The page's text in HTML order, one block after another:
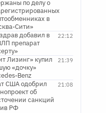
по делу о
в
Сити»
22:12
добавил в
препарат
21:39
Лизинг» купил
«дочку»
Benz
21:08
США одобрил
об
санкций
РФ